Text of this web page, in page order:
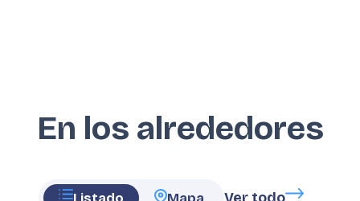
En los alrededores